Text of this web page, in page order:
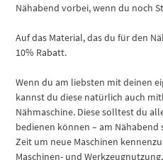
Nähabend vorbei, wenn du noch
Auf das Material, das du für den
10% Rabatt.
Wenn du am liebsten mit deinen
kannst du diese natürlich auch
Nähmaschine. Diese solltest du
bedienen können – am
Zeit um neue Maschinen
Maschinen- und